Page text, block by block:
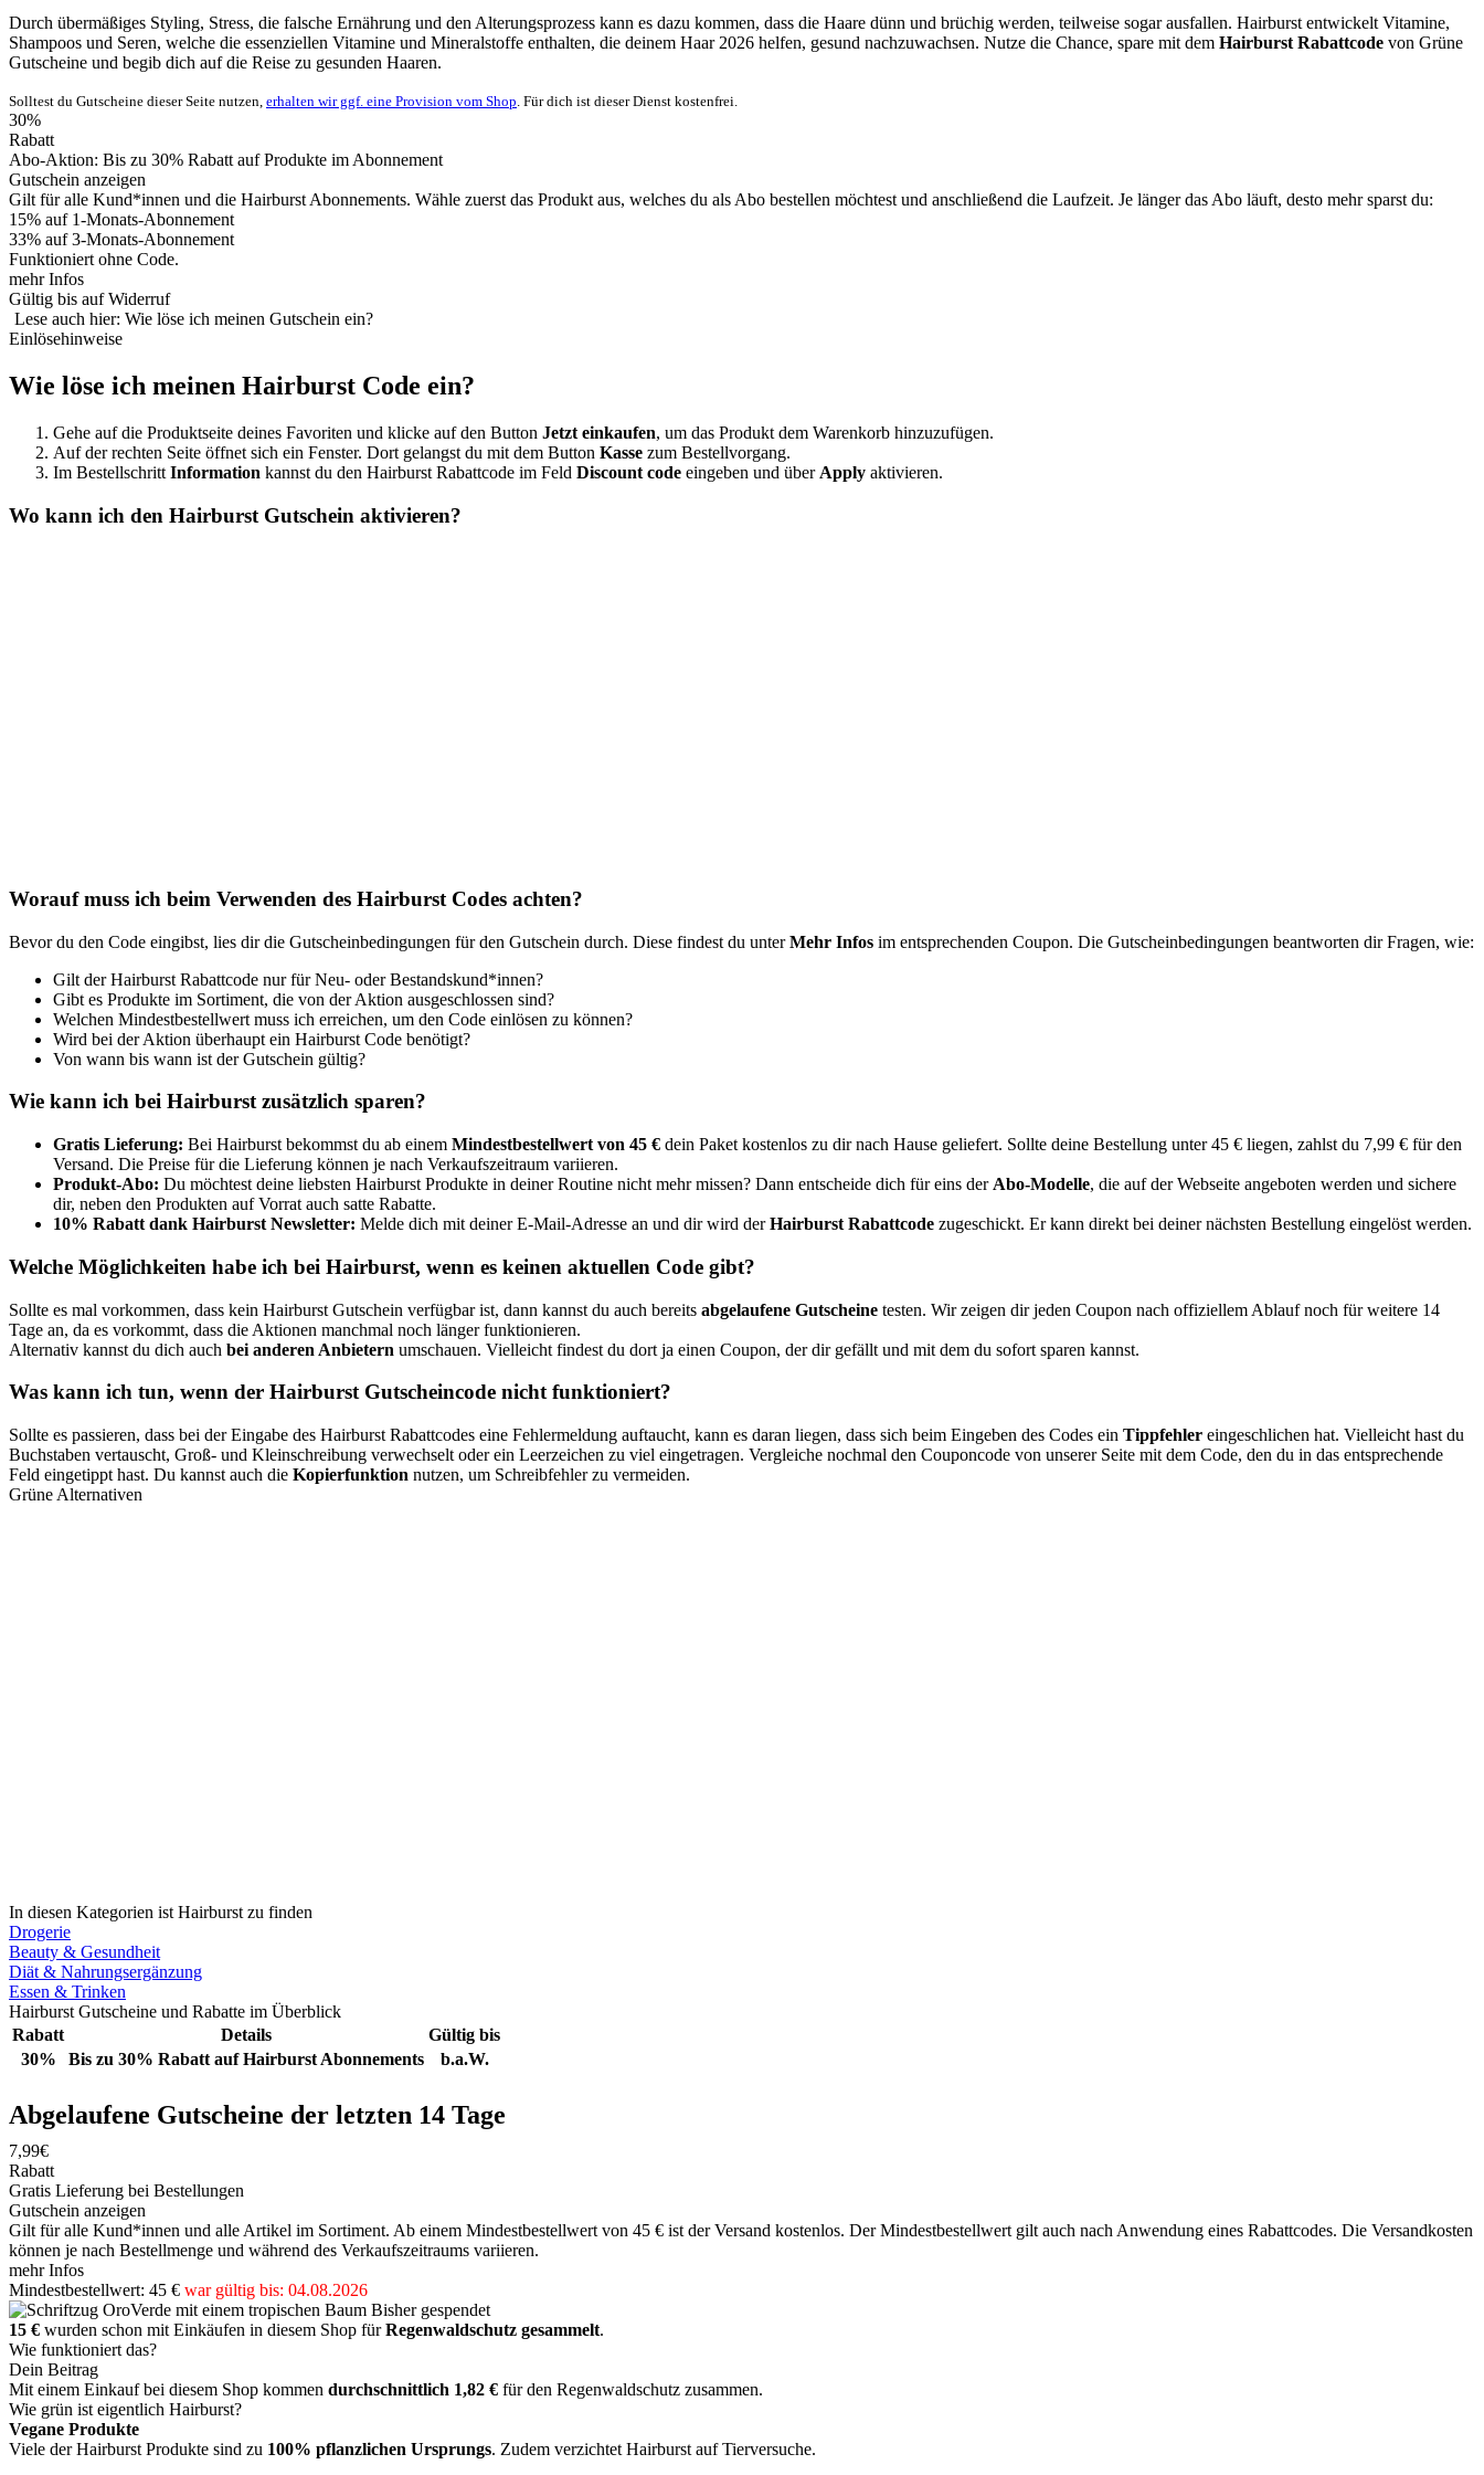
Durch übermäßiges Styling, Stress, die falsche Ernährung und den Alterungsprozess kann es dazu kommen, dass die Haare dünn und brüchig werden, teilweise sogar ausfallen. Hairburst entwickelt Vitamine,
Shampoos und Seren, welche die essenziellen Vitamine und Mineralstoffe enthalten, die deinem Haar 2026 helfen, gesund nachzuwachsen. Nutze die Chance, spare mit dem Hairburst Rabattcode von Grüne
Gutscheine und begib dich auf die Reise zu gesunden Haaren.
Solltest du Gutscheine dieser Seite nutzen, erhalten wir ggf. eine Provision vom Shop . Für dich ist dieser Dienst kostenfrei.
30%
Rabatt
Abo-Aktion: Bis zu 30% Rabatt auf Produkte im Abonnement
Gutschein anzeigen
Gilt für alle Kund*innen und die Hairburst Abonnements. Wähle zuerst das Produkt aus, welches du als Abo bestellen möchtest und anschließend die Laufzeit. Je länger das Abo läuft, desto mehr sparst du:
15% auf 1-Monats-Abonnement
33% auf 3-Monats-Abonnement
Funktioniert ohne Code.
mehr Infos
Gültig bis auf Widerruf
Lese auch hier: Wie löse ich meinen Gutschein ein?
Einlösehinweise
Wie löse ich meinen Hairburst Code ein?
Gehe auf die Produktseite deines Favoriten und klicke auf den Button Jetzt einkaufen, um das Produkt dem Warenkorb hinzuzufügen.
Auf der rechten Seite öffnet sich ein Fenster. Dort gelangst du mit dem Button Kasse zum Bestellvorgang.
Im Bestellschritt Information kannst du den Hairburst Rabattcode im Feld Discount code eingeben und über Apply aktivieren.
Wo kann ich den Hairburst Gutschein aktivieren?
Worauf muss ich beim Verwenden des Hairburst Codes achten?
Bevor du den Code eingibst, lies dir die Gutscheinbedingungen für den Gutschein durch. Diese findest du unterMehr Infos im entsprechenden Coupon. Die Gutscheinbedingungen beantworten dir Fragen, wie:
Gilt der Hairburst Rabattcode nur für Neu- oder Bestandskund*innen?
Gibt es Produkte im Sortiment, die von der Aktion ausgeschlossen sind?
Welchen Mindestbestellwert muss ich erreichen, um den Code einlösen zu können?
Wird bei der Aktion überhaupt ein Hairburst Code benötigt?
Von wann bis wann ist der Gutschein gültig?
Wie kann ich bei Hairburst zusätzlich sparen?
Gratis Lieferung: Bei Hairburst bekommst du ab einem Mindestbestellwert von 45 € dein Paket kostenlos zu dir nach Hause geliefert. Sollte deine Bestellung unter 45 € liegen, zahlst du 7,99 € für den
Versand. Die Preise für die Lieferung können je nach Verkaufszeitraum variieren.
Produkt-Abo: Du möchtest deine liebsten Hairburst Produkte in deiner Routine nicht mehr missen? Dann entscheide dich für eins der Abo-Modelle, die auf der Webseite angeboten werden und sichere
dir, neben den Produkten auf Vorrat auch satte Rabatte.
10% Rabatt dank Hairburst Newsletter: Melde dich mit deiner E-Mail-Adresse an und dir wird derHairburst Rabattcode zugeschickt. Er kann direkt bei deiner nächsten Bestellung eingelöst werden.
Welche Möglichkeiten habe ich bei Hairburst, wenn es keinen aktuellen Code gibt?
Sollte es mal vorkommen, dass kein Hairburst Gutschein verfügbar ist, dann kannst du auch bereits abgelaufene Gutscheine testen. Wir zeigen dir jeden Coupon nach offiziellem Ablauf noch für weitere 14
Tage an, da es vorkommt, dass die Aktionen manchmal noch länger funktionieren.
Alternativ kannst du dich auch bei anderen Anbietern umschauen. Vielleicht findest du dort ja einen Coupon, der dir gefällt und mit dem du sofort sparen kannst.
Was kann ich tun, wenn der Hairburst Gutscheincode nicht funktioniert?
Sollte es passieren, dass bei der Eingabe des Hairburst Rabattcodes eine Fehlermeldung auftaucht, kann es daran liegen, dass sich beim Eingeben des Codes ein Tippfehler eingeschlichen hat. Vielleicht hast du
Buchstaben vertauscht, Groß- und Kleinschreibung verwechselt oder ein Leerzeichen zu viel eingetragen. Vergleiche nochmal den Couponcode von unserer Seite mit dem Code, den du in das entsprechende
Feld eingetippt hast. Du kannst auch die Kopierfunktion nutzen, um Schreibfehler zu vermeiden.
Grüne Alternativen
In diesen Kategorien ist Hairburst zu finden
Drogerie
Beauty & Gesundheit
Diät & Nahrungsergänzung
Essen & Trinken
Hairburst Gutscheine und Rabatte im Überblick
Rabatt
Details
Gültig bis
30%
Bis zu 30% Rabatt auf Hairburst Abonnements b.a.W.
Abgelaufene Gutscheine der letzten 14 Tage
7,99€
Rabatt
Gratis Lieferung bei Bestellungen
Gutschein anzeigen
Gilt für alle Kund*innen und alle Artikel im Sortiment. Ab einem Mindestbestellwert von 45 € ist der Versand kostenlos. Der Mindestbestellwert gilt auch nach Anwendung eines Rabattcodes. Die Versandkosten
können je nach Bestellmenge und während des Verkaufszeitraums variieren.
mehr Infos
Mindestbestellwert: 45 € war gültig bis: 04.08.2026
Bisher gespendet
15 € wurden schon mit Einkäufen in diesem Shop fürRegenwaldschutz gesammelt.
Wie funktioniert das?
Dein Beitrag
Mit einem Einkauf bei diesem Shop kommen durchschnittlich 1,82 € für den Regenwaldschutz zusammen.
Wie grün ist eigentlich Hairburst?
Vegane Produkte
Viele der Hairburst Produkte sind zu 100% pflanzlichen Ursprungs. Zudem verzichtet Hairburst auf Tierversuche.